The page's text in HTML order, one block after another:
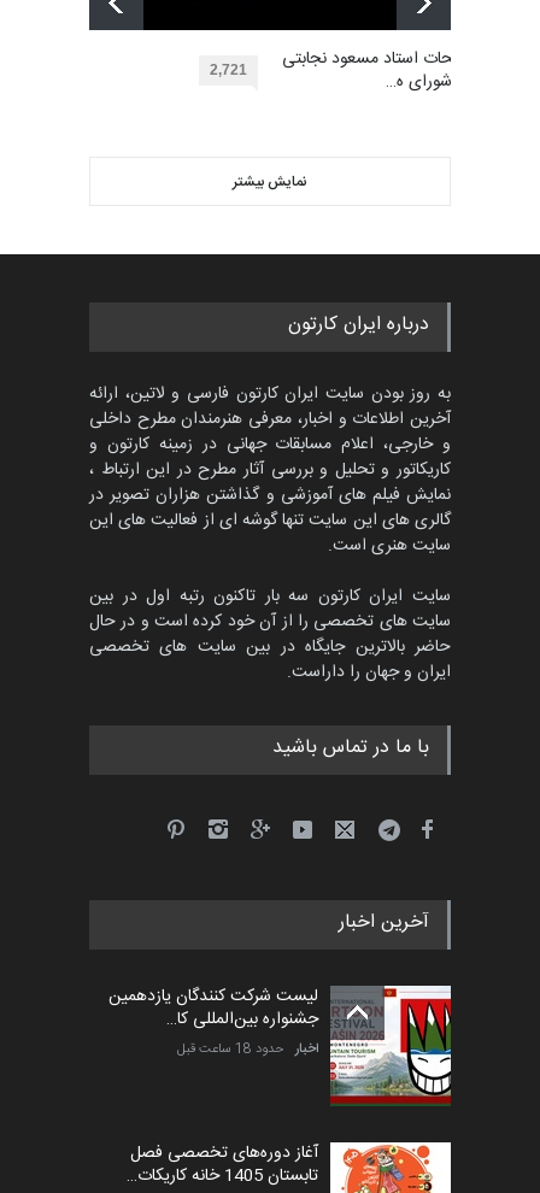
آفریقا، مراکش…
مهلت
کتابخانۀ ممتا…
مسابقه بین‌المللی کارتون آیدین
دوغان، ترکیه،…
مسابقۀ بین‌المللی کارتون و
کاریکاتور «البغلی…
مهلت 3 ماه دیگر
پنجمین مسابقۀ بین‌المللی
کارتون CARTUNION ، …
مهلت
مهلت
پنجمین مسابقۀ بین‌المللی
مهلت 5 ماه دیگر
گالری آثار منتخب کارتون های
گرگلی باکاس…
گالری حدود یک ماه قبل
توضیحات استاد مسعود نجابتی
عضو شورای ه… 2,721
نمایش بیشتر
درباره ایران کارتون
به روز بودن سایت ایران کارتون فارسی و لاتین، ارائه
آخرین اطلاعات و اخبار، معرفی هنرمندان مطرح داخلی
و خارجی، اعلام مسابقات جهانی در زمینه کارتون و
کاریکاتور و تحلیل و بررسی آثار مطرح در این ارتباط ،
نمایش فیلم های آموزشی و گذاشتن هزاران تصویر در
گالری های این سایت تنها گوشه ای از فعالیت های این
سایت هنری است.
سایت ایران کارتون سه بار تاکنون رتبه اول در بین
سایت های تخصصی را از آن خود کرده است و در حال
حاضر بالاترین جایگاه در بین سایت های تخصصی
ایران و جهان را داراست.
با ما در تماس باشید
آخرین اخبار
لیست شرکت کنندگان یازدهمین
جشنواره بین‌المللی کا…
اخبار حدود 18 ساعت قبل
آغاز دوره‌های تخصصی فصل
تابستان 1405 خانه کاریکات…